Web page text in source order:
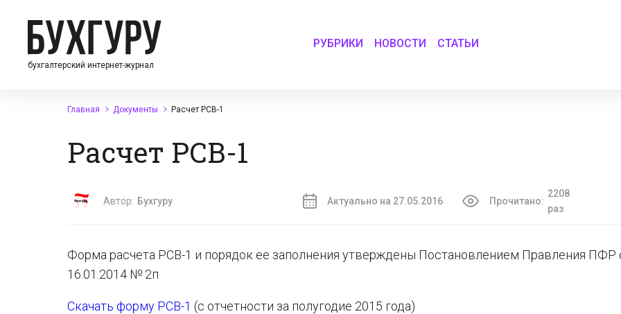
бухгалтерский интернет-журнал
РУБРИКИ НОВОСТИ СТАТЬИ
Главная Документы Расчет РСВ-1
Расчет РСВ-1
Автор: Бухгуру Актуально на 27.05.2016 Прочитано:
2208
раз
Форма расчета РСВ-1 и порядок ее заполнения утверждены Постановлением Правления ПФР
16.01.2014 № 2п
Скачать форму РСВ-1 (с отчетности за полугодие 2015 года)